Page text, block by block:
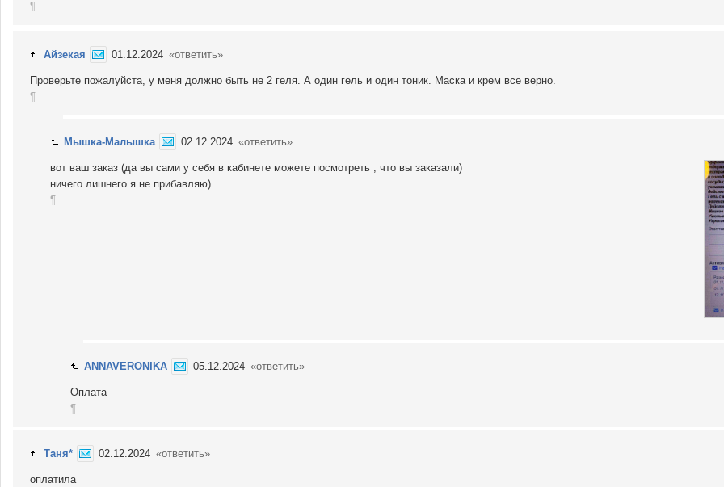
¶
Айзекая 01.12.2024 «ответить»
Проверьте пожалуйста, у меня должно быть не 2 геля. А один гель и один тоник. Маска и крем все верно.
¶
Мышка-Малышка 02.12.2024 «ответить»
вот ваш заказ (да вы сами у себя в кабинете можете посмотреть , что вы заказали)
ничего лишнего я не прибавляю)
¶
ANNAVERONIKA 05.12.2024 «ответить»
Оплата
¶
Таня* 02.12.2024 «ответить»
оплатила